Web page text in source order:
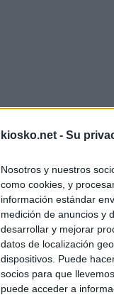
kiosko.net - Su
Nosotros y nuestros
como cookies, y
información estándar
medición de anuncios y
desarrollar y mejorar
datos de localización
dispositivos. Puede
socios para que
puede acceder a